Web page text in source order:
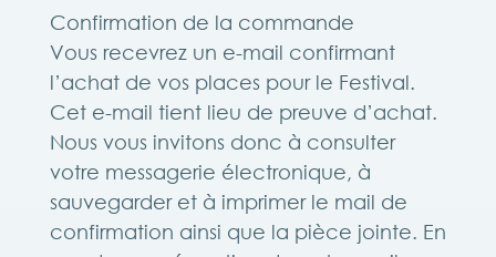
Confirmation de la commande
Vous recevrez un e-mail confirmant
l’achat de vos places pour le Festival.
Cet e-mail tient lieu de preuve d’achat.
Nous vous invitons donc à consulter
votre messagerie électronique, à
sauvegarder et à imprimer le mail de
confirmation ainsi que la pièce jointe. En